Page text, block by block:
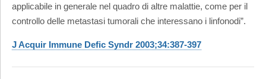
applicabile in generale nel quadro di altre malattie, come per il
controllo delle metastasi tumorali che interessano i linfonodi”.
J Acquir Immune Defic Syndr 2003;34:387-397